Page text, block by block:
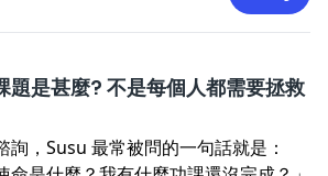
product/redthreadoil/
癒有興趣的人，可以到仙姑行不行的
入口:
作邀約請洽:support@fairyokla.com
官方Line並留下訊息:
業正在起步的朋友。
事 #保生大帝 #大道公 #興濟宮 #虎
合入口: https://portaly.cc/fairyokla
，差在哪裡 🏔️ 須彌山與四大部洲：我
勝過諸天，為什麼諸佛偏偏選南贍部洲
「南閻浮提眾生」與《西遊記》從南
部樹的神話：果實大如大象、汁液把
浮檀金」 🔮 東西方不約而同的「生命
：這背後，有時候藏著一種「靈性逃
」，來繞開自己真正該面對的人生課
不能給我一點神通，讓我中樂透、讓我
害？可是真正的問題，可能是家庭關
相處，或是長期低落的自我價值感。你
題是甚麼? 不是每個人都需要拯救
詢，Susu 最常被問的一句話就是：